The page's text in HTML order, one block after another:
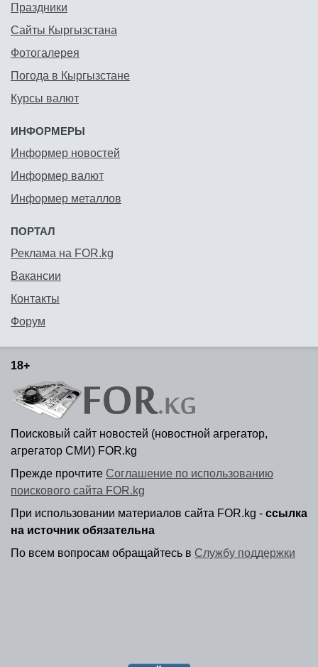
Праздники
Сайты Кыргызстана
Фотогалерея
Погода в Кыргызстане
Курсы валют
ИНФОРМЕРЫ
Информер новостей
Информер валют
Информер металлов
ПОРТАЛ
Реклама на FOR.kg
Вакансии
Контакты
Форум
18+
Поисковый сайт новостей (новостной агрегатор,
агрегатор СМИ) FOR.kg
Прежде прочтите Соглашение по использованию
поискового сайта FOR.kg
При использовании материалов сайта FOR.kg - ссылка
на источник обязательна
По всем вопросам обращайтесь в Службу поддержки